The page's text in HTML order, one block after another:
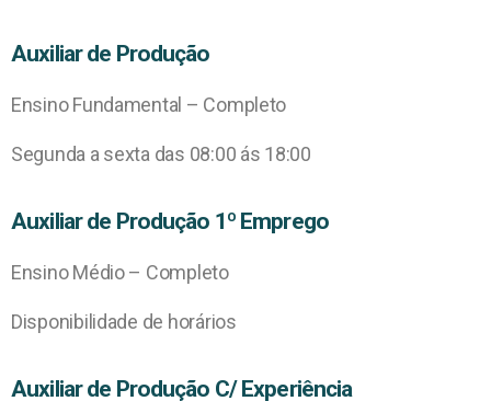
Auxiliar de Produção
Ensino Fundamental – Completo
Segunda a sexta das 08:00 ás 18:00
Auxiliar de Produção 1º Emprego
Ensino Médio – Completo
Disponibilidade de horários
Auxiliar de Produção C/ Experiência